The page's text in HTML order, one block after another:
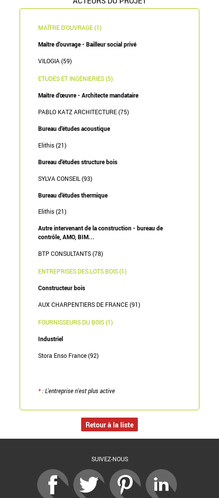
MAÎTRE D'OUVRAGE (1)
Maître d'ouvrage - Bailleur social privé
VILOGIA (59)
ETUDES ET INGÉNIERIES (5)
Maître d'œuvre - Architecte mandataire
PABLO KATZ ARCHITECTURE (75)
Bureau d'études acoustique
Elithis (21)
Bureau d'études structure bois
SYLVA CONSEIL (93)
Bureau d'études thermique
Elithis (21)
Autre intervenant de la construction - bureau de
contrôle, AMO, BIM...
BTP CONSULTANTS (78)
ENTREPRISES DES LOTS BOIS (1)
Constructeur bois
AUX CHARPENTIERS DE FRANCE (91)
FOURNISSEURS DU BOIS (1)
Industriel
Stora Enso France (92)
*: L'entreprise n'est plus active
Retour à la liste
SUIVEZ-NOUS